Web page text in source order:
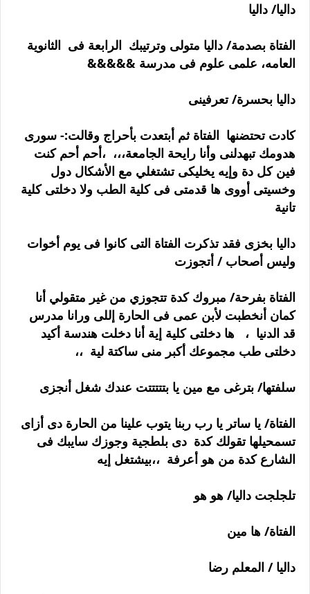
داليا/ داليا
الفتاة بصدمة/ داليا متولى وترتيبك الرابعة فى الثانوية
العامه، علمى علوم فى مدرسة &&&&&
داليا بحسرة/ تعرفينى
كادت تحتضنها الفتاة ثم أبتعدت بأحراج وقالت:- سورى
هدومك تبهدلنى وأنا رايحة الجامعة،،، ،أحم أحم كنت
فين كل دة وإيه يخليكى تشتغلي مع الأشكال دول
وخسيتى أووى ها قدمتى فى كلية الطب ولا دخلتى كلية
تانية
داليا بخزى فقد تذكرت الفتاة التى كانوا فى يوم أخوات
وليس أصحاب / أتجوزت
الفتاة بفرحة/ مبروك كدة تتجوزي من غير متقولي أنا
كمان أنخطبت لأبن عمى فى الحارة إللى ورانا مدرس
قد الدنيا ، ها دخلتى كلية إية أنا دخلت هندسة أكيد
دخلتى طب مجموعك أكبر منى ساكتة لية ،،
سلفتها/ بترغى مع مين يا بتتتتتت عندك شغل أنجزى
الفتاة/ يا ساتر يا رب ربنا يتوب علينا من الحارة دى أزاى
تسمحيلها تقولك كدة دى بلطجية وجوزك سايبك فى
الشارع كدة من هو أعرفة ،،بيشتغل إيه
تلجلجت داليا/ هو هو
الفتاة/ ها مين
داليا / المعلم رضا